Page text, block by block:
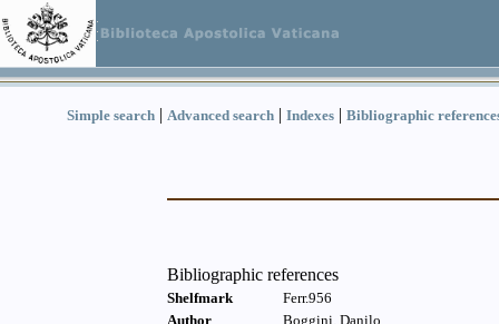
Simple search | Advanced search | Indexes | Bibliographic
Bibliographic references
Shelfmark
Ferr.956
Author
Boggini, Danilo